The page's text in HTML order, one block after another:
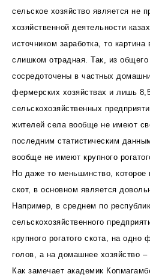
сельское хозяйство является не
хозяйственной деятельности
источником заработка, то
слишком отрадная. Так, из общего
сосредоточены в частных
фермерских хозяйствах и лишь
сельскохозяйственных
жителей села вообще не имеют
последним статистическим
вообще не имеют крупного
Но даже то меньшинство, которое
скот, в основном является
Например, в среднем по
сельскохозяйственного
крупного рогатого скота, на одно
голов, а на домашнее хозяйство –
Как замечает академик